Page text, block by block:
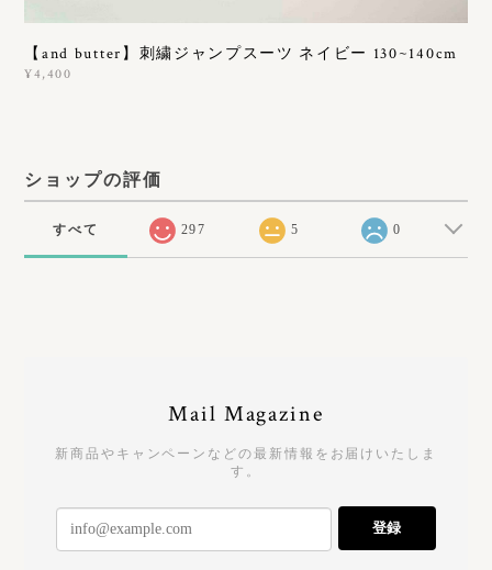
【and butter】刺繍ジャンプスーツ ネイビー 130~140cm
¥4,400
ショップの評価
すべて 297 5 0
Mail Magazine
新商品やキャンペーンなどの最新情報をお届けいたしま
す。
登録